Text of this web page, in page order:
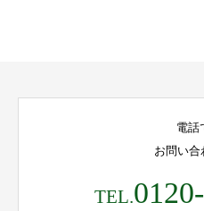
電話
お問い合
TEL.